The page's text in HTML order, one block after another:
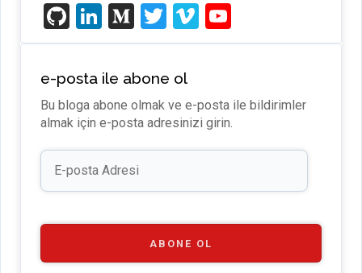
Gi
t
H
u
b
Li
n
ke
dI
n
M
e
di
u
m
T
wi
tt
er
Vi
m o
T
u
b
C
h
e-posta ile abone ol
Bu bloga abone olmak ve e-posta ile bildirimler
almak için e-posta adresinizi girin.
E-
posta
ABONE OL